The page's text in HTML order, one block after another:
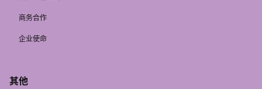
商务合作
企业使命
其他